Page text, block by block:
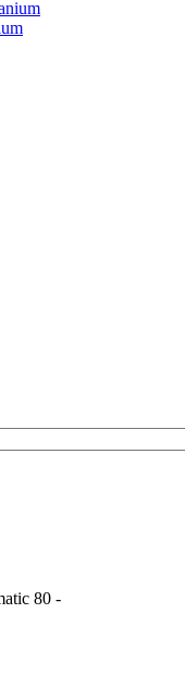
80 -